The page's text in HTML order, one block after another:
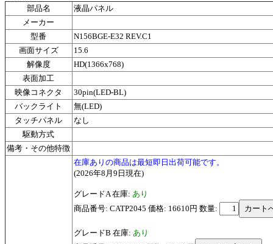
部品名
液晶パネル
メーカー
型番
N156BGE-E32 REV.C1
画面サイズ
15.6
解像度
HD(1366x768)
表面加工
映像コネクタ
30pin(LED-BL)
バックライト
無(LED)
タッチパネル
なし
駆動方式
備考・その他特徴
在庫ありの商品は最短即日出荷可能です。
(2026年8月9日現在)
グレードA 在庫: あり
商品番号: CATP2045 価格: 16610円 数量:
グレードB 在庫: あり